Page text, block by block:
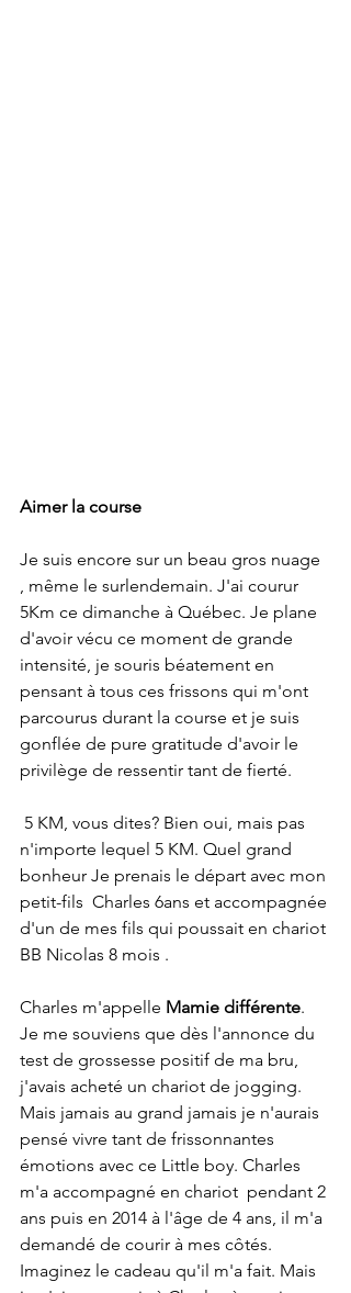
Aimer la course
Je suis encore sur un beau gros nuage
, même le surlendemain. J'ai courur
5Km ce dimanche à Québec. Je plane
d'avoir vécu ce moment de grande
intensité, je souris béatement en
pensant à tous ces frissons qui m'ont
parcourus durant la course et je suis
gonflée de pure gratitude d'avoir le
privilège de ressentir tant de fierté.
n'importe lequel 5 KM. Quel grand
bonheur Je prenais le départ avec mon
petit-fils  Charles 6ans et accompagnée
d'un de mes fils qui poussait en chariot
BB Nicolas 8 mois .
Charles m'appelle Mamie différente.
Je me souviens que dès l'annonce du
test de grossesse positif de ma bru,
j'avais acheté un chariot de jogging.
Mais jamais au grand jamais je n'aurais
pensé vivre tant de frissonnantes
émotions avec ce Little boy. Charles
m'a accompagné en chariot  pendant 2
ans puis en 2014 à l'âge de 4 ans, il m'a
demandé de courir à mes côtés.
Imaginez le cadeau qu'il m'a fait. Mais